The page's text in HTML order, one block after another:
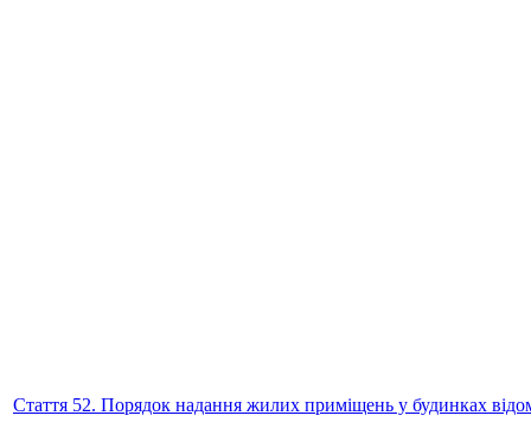
Стаття 52. Порядок надання жилих приміщень у будинках